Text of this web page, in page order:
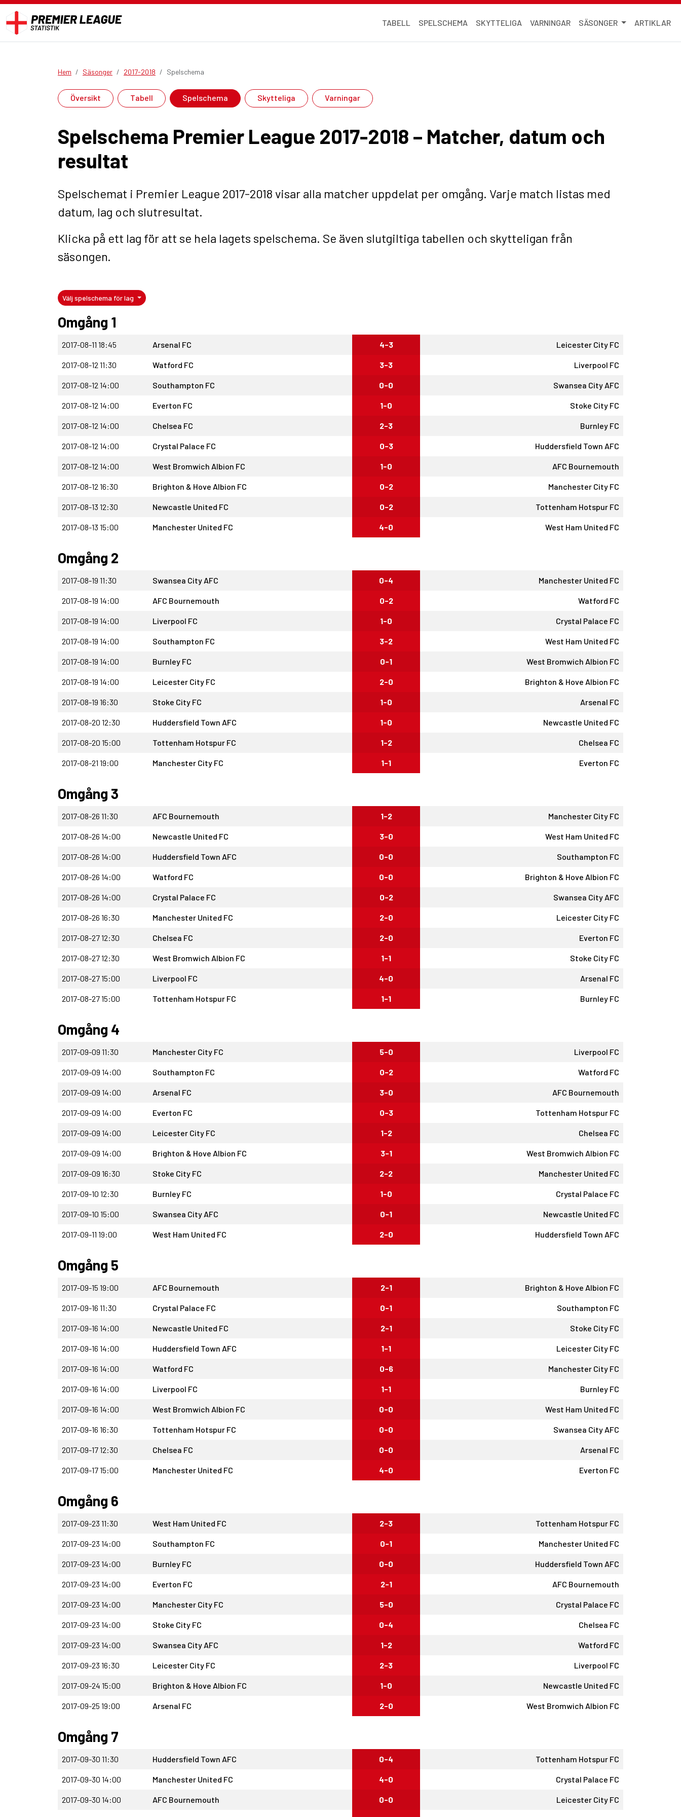
TABELL SPELSCHEMA SKYTTELIGA VARNINGAR SÄSONGER ARTIKLAR
Hem Säsonger 2017-2018 Spelschema
Översikt Tabell Spelschema Skytteliga Varningar
Spelschema Premier League 2017-2018 – Matcher, datum och
resultat
Spelschemat i Premier League 2017-2018 visar alla matcher uppdelat per omgång. Varje match listas med
datum, lag och slutresultat.
Klicka på ett lag för att se hela lagets spelschema. Se även slutgiltiga tabellen och skytteligan från
säsongen.
Välj spelschema för lag
Omgång 1
2017-08-11 18:45 Arsenal FC 4-3 Leicester City FC
2017-08-12 11:30 Watford FC 3-3 Liverpool FC
2017-08-12 14:00 Southampton FC 0-0 Swansea City AFC
2017-08-12 14:00 Everton FC 1-0 Stoke City FC
2017-08-12 14:00 Chelsea FC 2-3 Burnley FC
2017-08-12 14:00 Crystal Palace FC 0-3 Huddersfield Town AFC
2017-08-12 14:00 West Bromwich Albion FC 1-0 AFC Bournemouth
2017-08-12 16:30 Brighton & Hove Albion FC 0-2 Manchester City FC
2017-08-13 12:30 Newcastle United FC 0-2 Tottenham Hotspur FC
2017-08-13 15:00 Manchester United FC 4-0 West Ham United FC
Omgång 2
2017-08-19 11:30 Swansea City AFC 0-4 Manchester United FC
2017-08-19 14:00 AFC Bournemouth 0-2 Watford FC
2017-08-19 14:00 Liverpool FC 1-0 Crystal Palace FC
2017-08-19 14:00 Southampton FC 3-2 West Ham United FC
2017-08-19 14:00 Burnley FC 0-1 West Bromwich Albion FC
2017-08-19 14:00 Leicester City FC 2-0 Brighton & Hove Albion FC
2017-08-19 16:30 Stoke City FC 1-0 Arsenal FC
2017-08-20 12:30 Huddersfield Town AFC 1-0 Newcastle United FC
2017-08-20 15:00 Tottenham Hotspur FC 1-2 Chelsea FC
2017-08-21 19:00 Manchester City FC 1-1 Everton FC
Omgång 3
2017-08-26 11:30 AFC Bournemouth 1-2 Manchester City FC
2017-08-26 14:00 Newcastle United FC 3-0 West Ham United FC
2017-08-26 14:00 Huddersfield Town AFC 0-0 Southampton FC
2017-08-26 14:00 Watford FC 0-0 Brighton & Hove Albion FC
2017-08-26 14:00 Crystal Palace FC 0-2 Swansea City AFC
2017-08-26 16:30 Manchester United FC 2-0 Leicester City FC
2017-08-27 12:30 Chelsea FC 2-0 Everton FC
2017-08-27 12:30 West Bromwich Albion FC 1-1 Stoke City FC
2017-08-27 15:00 Liverpool FC 4-0 Arsenal FC
2017-08-27 15:00 Tottenham Hotspur FC 1-1 Burnley FC
Omgång 4
2017-09-09 11:30 Manchester City FC 5-0 Liverpool FC
2017-09-09 14:00 Southampton FC 0-2 Watford FC
2017-09-09 14:00 Arsenal FC 3-0 AFC Bournemouth
2017-09-09 14:00 Everton FC 0-3 Tottenham Hotspur FC
2017-09-09 14:00 Leicester City FC 1-2 Chelsea FC
2017-09-09 14:00 Brighton & Hove Albion FC 3-1 West Bromwich Albion FC
2017-09-09 16:30 Stoke City FC 2-2 Manchester United FC
2017-09-10 12:30 Burnley FC 1-0 Crystal Palace FC
2017-09-10 15:00 Swansea City AFC 0-1 Newcastle United FC
2017-09-11 19:00 West Ham United FC 2-0 Huddersfield Town AFC
Omgång 5
2017-09-15 19:00 AFC Bournemouth 2-1 Brighton & Hove Albion FC
2017-09-16 11:30 Crystal Palace FC 0-1 Southampton FC
2017-09-16 14:00 Newcastle United FC 2-1 Stoke City FC
2017-09-16 14:00 Huddersfield Town AFC 1-1 Leicester City FC
2017-09-16 14:00 Watford FC 0-6 Manchester City FC
2017-09-16 14:00 Liverpool FC 1-1 Burnley FC
2017-09-16 14:00 West Bromwich Albion FC 0-0 West Ham United FC
2017-09-16 16:30 Tottenham Hotspur FC 0-0 Swansea City AFC
2017-09-17 12:30 Chelsea FC 0-0 Arsenal FC
2017-09-17 15:00 Manchester United FC 4-0 Everton FC
Omgång 6
2017-09-23 11:30 West Ham United FC 2-3 Tottenham Hotspur FC
2017-09-23 14:00 Southampton FC 0-1 Manchester United FC
2017-09-23 14:00 Burnley FC 0-0 Huddersfield Town AFC
2017-09-23 14:00 Everton FC 2-1 AFC Bournemouth
2017-09-23 14:00 Manchester City FC 5-0 Crystal Palace FC
2017-09-23 14:00 Stoke City FC 0-4 Chelsea FC
2017-09-23 14:00 Swansea City AFC 1-2 Watford FC
2017-09-23 16:30 Leicester City FC 2-3 Liverpool FC
2017-09-24 15:00 Brighton & Hove Albion FC 1-0 Newcastle United FC
2017-09-25 19:00 Arsenal FC 2-0 West Bromwich Albion FC
Omgång 7
2017-09-30 11:30 Huddersfield Town AFC 0-4 Tottenham Hotspur FC
2017-09-30 14:00 Manchester United FC 4-0 Crystal Palace FC
2017-09-30 14:00 AFC Bournemouth 0-0 Leicester City FC